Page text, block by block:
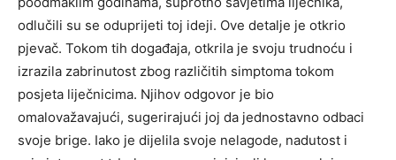
odlučili su se oduprijeti toj ideji. Ove detalje je otkrio
pjevač. Tokom tih događaja, otkrila je svoju trudnoću i
izrazila zabrinutost zbog različitih simptoma tokom
posjeta liječnicima. Njihov odgovor je bio
omalovažavajući, sugerirajući joj da jednostavno odbaci
svoje brige. Iako je dijelila svoje nelagode, nadutost i